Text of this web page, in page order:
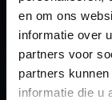
en om ons
informatie over
partners voor
partners
informatie die u